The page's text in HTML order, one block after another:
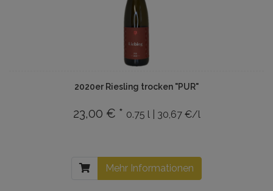
2020er Riesling trocken "PUR"
23,00 € * 0.75 l | 30,67 €/l
Mehr Informationen